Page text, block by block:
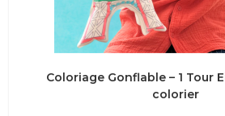
Coloriage Gonflable – 1 Tour
colorier